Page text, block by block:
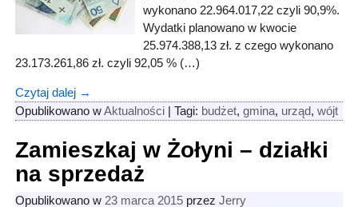
wykonano 22.964.017,22 czyli 90,9%.
Wydatki planowano w kwocie
25.974.388,13 zł. z czego wykonano
23.173.261,86 zł. czyli 92,05 % (…)
Czytaj dalej →
Opublikowano w Aktualności| Tagi: budżet, gmina, urząd, wójt
Zamieszkaj w Żołyni – działki
na sprzedaż
Opublikowano w 23 marca 2015 przez Jerry